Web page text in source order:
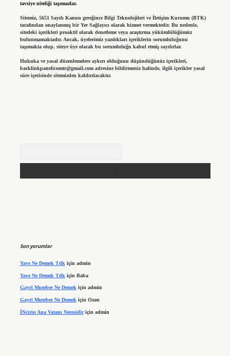
tavsiye niteliği taşımazlar.
Sitemiz, 5651 Sayılı Kanun gereğince Bilgi Teknolojileri ve İletişim Kurumu (BTK)
tarafından onaylanmış bir Yer Sağlayıcı olarak hizmet vermektedir. Bu nedenle,
sitedeki içerikleri proaktif olarak denetleme veya araştırma yükümlülüğümüz
bulunmamaktadır. Ancak, üyelerimiz yazdıkları içeriklerin sorumluluğunu
taşımakta olup, siteye üye olarak bu sorumluluğu kabul etmiş sayılırlar.
Hukuka ve yasal düzenlemelere aykırı olduğunu düşündüğünüz içerikleri,
backlinkpanelicomtr@gmail.comadresine bildirmeniz halinde, ilgili içerikler yasal
süre içerisinde sitemizden kaldırılacaktır.
Son yorumlar
Yave Ne Demek Tdk için admin
Yave Ne Demek Tdk için Baba
Gayri Muteber Ne Demekiçin admin
Gayri Muteber Ne Demek için Ozan
İNcirin Ana Vatanı Neresidiriçin admin